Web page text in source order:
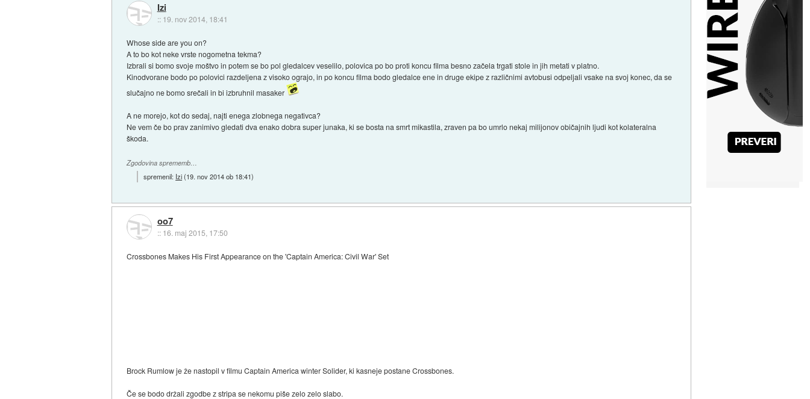
Izi
:: 19. nov 2014, 18:41
Whose side are you on?
A to bo kot neke vrste nogometna tekma?
Izbrali si bomo svoje moštvo in potem se bo pol gledalcev veselilo, polovica po bo proti koncu filma besno začela trgati stole in jih metati v platno.
Kinodvorane bodo po polovici razdeljena z visoko ograjo, in po koncu filma bodo gledalce ene in druge ekipe z različnimi avtobusi odpeljali vsake na svoj konec, da se
slučajno ne bomo srečali in bi izbruhnil masaker
A ne morejo, kot do sedaj, najti enega zlobnega negativca?
Ne vem če bo prav zanimivo gledati dva enako dobra super junaka, ki se bosta na smrt mikastila, zraven pa bo umrlo nekaj milijonov običajnih ljudi kot kolateralna
škoda.
Zgodovina sprememb…
spremenil: Izi(19. nov 2014 ob 18:41)
oo7
:: 16. maj 2015, 17:50
Crossbones Makes His First Appearance on the 'Captain America: Civil War' Set
Brock Rumlow je že nastopil v filmu Captain America winter Solider, ki kasneje postane Crossbones.
Če se bodo držali zgodbe z stripa se nekomu piše zelo zelo slabo.